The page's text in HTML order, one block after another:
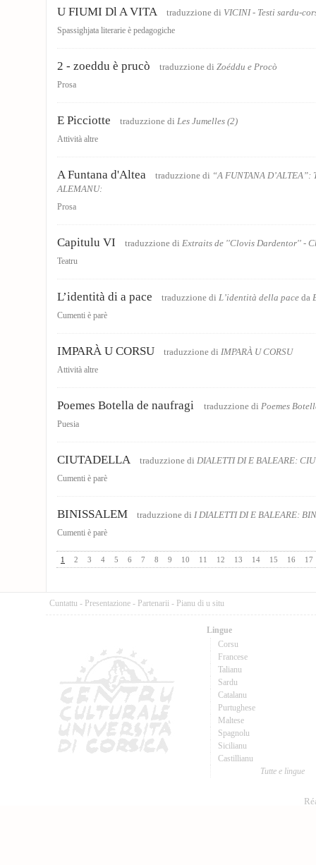
U FIUMI Dl A VITA traduzzione di VICINI - Testi sardu-
Spassighjata literarie è pedagogiche
2 - zoeddu è prucò traduzzione di Zoéddu e Procò
Prosa
E Picciotte traduzzione di Les Jumelles (2)
Attività altre
A Funtana d'Altea traduzzione di “A FUNTANA D’ALTEA”:
ALEMANU:
Prosa
Capitulu VI traduzzione di Extraits de ''Clovis Dardentor'' -
Teatru
L’identità di a pace traduzzione di L’identità della pace da
Cumenti è parè
IMPARÀ U CORSU traduzzione di IMPARÀ U CORSU
Attività altre
Poemes Botella de naufragi traduzzione di Poemes
Puesia
CIUTADELLA traduzzione di DIALETTI DI E BALEARE:
Cumenti è parè
BINISSALEM traduzzione di I DIALETTI DI E BALEARE:
Cumenti è parè
1 2 3 4 5 6 7 8 9 10 11 12 13 14 15 16 17
Cuntattu - Presentazione - Partenarii - Pianu di u situ
Lingue
Corsu
Francese
Talianu
Sardu
Catalanu
Purtughese
Maltese
Spagnolu
Sicilianu
Castillianu
Tutte e lingue